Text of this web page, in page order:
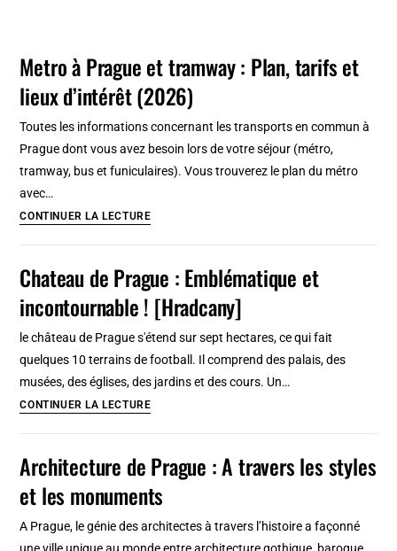
Metro à Prague et tramway : Plan, tarifs et
lieux d’intérêt (2026)
Toutes les informations concernant les transports en commun à
Prague dont vous avez besoin lors de votre séjour (métro,
tramway, bus et funiculaires). Vous trouverez le plan du métro
avec…
CONTINUER LA LECTUREMetro
et
tramway
et
lieux
(2026)
Chateau de Prague : Emblématique et
incontournable ! [Hradcany]
le château de Prague s'étend sur sept hectares, ce qui fait
quelques 10 terrains de football. Il comprend des palais, des
musées, des églises, des jardins et des cours. Un…
CONTINUER LA LECTUREChateau
Emblématique
Architecture de Prague : A travers les styles
et les monuments
A Prague, le génie des architectes à travers l’histoire a façonné
une ville unique au monde entre architecture gothique, baroque,